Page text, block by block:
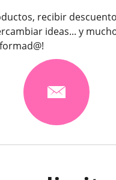
recibir
ideas... y